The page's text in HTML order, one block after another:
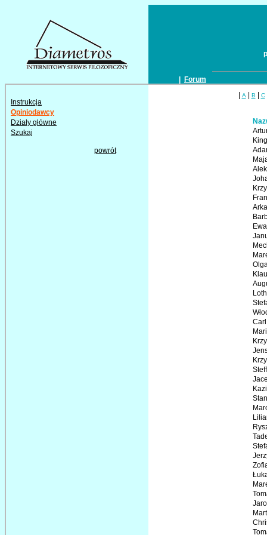
Forum
Instrukcja
Opiniodawcy
Działy główne
Szukaj
powrót
A| B C